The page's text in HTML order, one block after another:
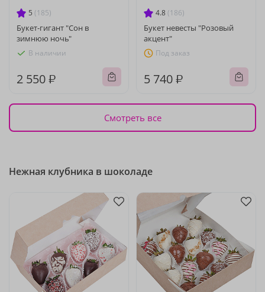
5 (185)
Букет-гигант "Сон в
зимнюю ночь"
В наличии
2 550 ₽
4.8 (186)
Букет невесты "Розовый
акцент"
Под заказ
5 740 ₽
Смотреть все
Нежная клубника в шоколаде